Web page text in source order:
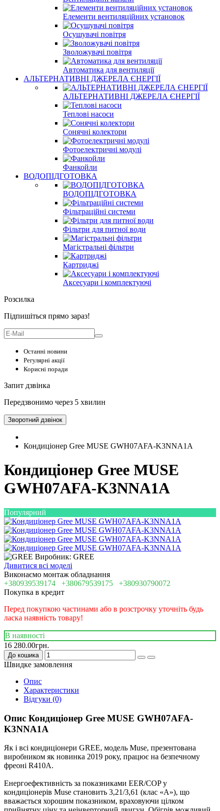
Елементи вентиляційних установок
Осушувачі повітря
Зволожувачі повітря
Автоматика для вентиляції
АЛЬТЕРНАТИВНІ ДЖЕРЕЛА ЄНЕРГІЇ
АЛЬТЕРНАТИВНІ ДЖЕРЕЛА ЄНЕРГІЇ
Теплові насоси
Сонячні колектори
Фотоелектричні модулі
Фанкойли
ВОДОПІДГОТОВКА
ВОДОПІДГОТОВКА
Фільтраційні системи
Фільтри для питної води
Магістральні фільтри
Картриджі
Аксесуари і комплектуючі
Розсилка
Підпишіться прямо зараз!
Останні новини
Регулярні акції
Корисні поради
Запит дзвінка
Передзвонимо через 5 хвилин
Зворотний дзвінок
Кондиціонер Gree MUSE GWH07AFA-K3NNA1A
Кондиціонер Gree MUSE
GWH07AFA-K3NNA1A
Популярний
Виробник: GREE
Дивитися всі моделі
Виконаємо монтаж обладнання
+380939539174 +380679539175 +380930790072
Покупка в кредит
Перед покупкою частинами або в розстрочку уточніть будь
ласка наявність товару!
В наявності
16 280.00грн.
До кошика
Швидке замовлення
Опис
Характеристики
Відгуки (0)
Опис Кондиціонер Gree MUSE GWH07AFA-
K3NNA1A
Як і всі кондиціонери GREE, модель Muse, презентована
виробником як новинка 2019 року, працює на безпечному
фреоні R410A.
Енергоефективність за показниками EER/COP у
кондиціонерів Muse становить 3,21/3,61 (клас «А»), що
вважається хорошим показником, враховуючи цілком